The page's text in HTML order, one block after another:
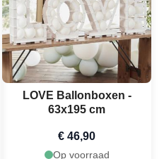
LOVE Ballonboxen -
63x195 cm
€ 46,90
Op voorraad